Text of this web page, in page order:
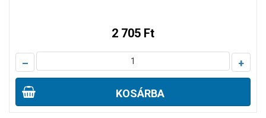
2 705 Ft
– +
KOSÁRBA